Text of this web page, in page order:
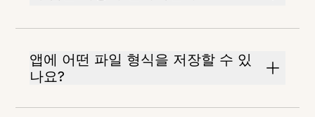
앱에 어떤 파일 형식을 저장할 수 있
나요?